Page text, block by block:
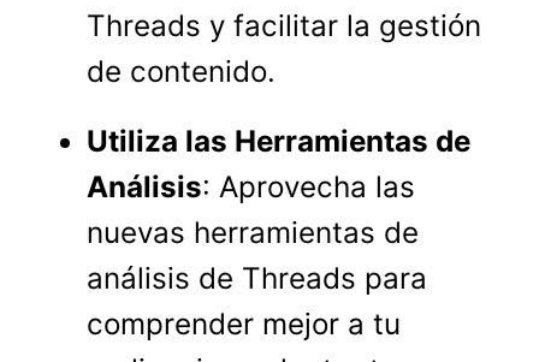
Threads y facilitar la gestión
de contenido.
Utiliza las Herramientas de
Análisis: Aprovecha las
nuevas herramientas de
análisis de Threads para
comprender mejor a tu